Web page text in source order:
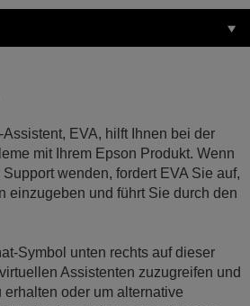
EVA, hilft Ihnen bei der
mit Ihrem Epson Produkt. Wenn
wenden, fordert EVA Sie auf,
einzugeben und führt Sie durch den
Symbol unten rechts auf dieser
Assistenten zuzugreifen und
erhalten oder um alternative